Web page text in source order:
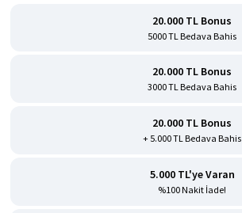
20.000 TL Bonus
5000 TL Bedava Bahis
20.000 TL Bonus
3000 TL Bedava Bahis
20.000 TL Bonus
+ 5.000 TL Bedava Bahis
5.000 TL'ye Varan
%100 Nakit İade!